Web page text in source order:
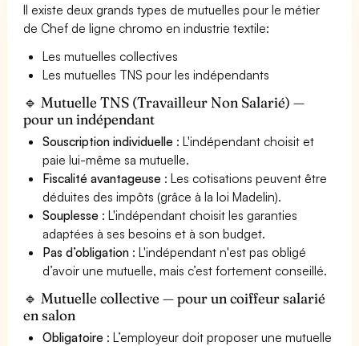
Il existe deux grands types de mutuelles pour le métier
de Chef de ligne chromo en industrie textile:
Les mutuelles collectives
Les mutuelles TNS pour les indépendants
🔹 Mutuelle TNS (Travailleur Non Salarié) —
pour un indépendant
Souscription individuelle : L'indépendant choisit et
paie lui-même sa mutuelle.
Fiscalité avantageuse : Les cotisations peuvent être
déduites des impôts (grâce à la loi Madelin).
Souplesse : L'indépendant choisit les garanties
adaptées à ses besoins et à son budget.
Pas d’obligation : L'indépendant n'est pas obligé
d’avoir une mutuelle, mais c’est fortement conseillé.
🔹 Mutuelle collective — pour un coiffeur salarié
en salon
Obligatoire : L’employeur doit proposer une mutuelle